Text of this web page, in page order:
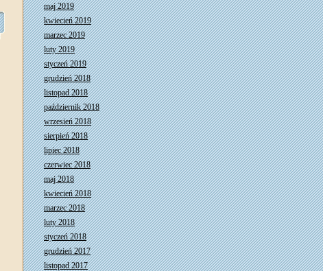
maj 2019
kwiecień 2019
marzec 2019
luty 2019
styczeń 2019
grudzień 2018
listopad 2018
październik 2018
wrzesień 2018
sierpień 2018
lipiec 2018
czerwiec 2018
maj 2018
kwiecień 2018
marzec 2018
luty 2018
styczeń 2018
grudzień 2017
listopad 2017